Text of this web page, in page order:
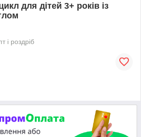
для дітей 3+ років із
і роздріб